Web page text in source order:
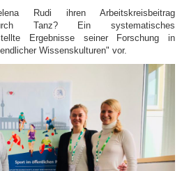
Rudi ihren Arbeitskreisbeitrag
Tanz? Ein systematisches
Ergebnisse seiner Forschung in
Wissenskulturen" vor.